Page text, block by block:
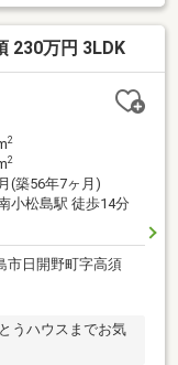
りバルコニー2か所
（車種による）で来
る落ち着いた住環
230万円 3LDK
2
2
(築56年7ヶ月)
小松島駅 徒歩14分
市日開野町字高須
うハウスまでお気